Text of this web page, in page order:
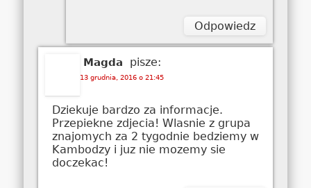
Odpowiedz
Magda pisze:
13 grudnia, 2016 o 21:45
Dziekuje bardzo za informacje.
Przepiekne zdjecia! Wlasnie z grupa
znajomych za 2 tygodnie bedziemy w
Kambodzy i juz nie mozemy sie
doczekac!